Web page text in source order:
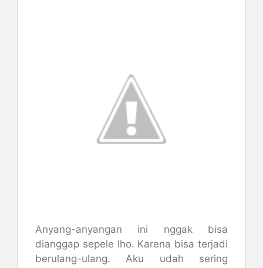
Anyang-anyangan ini nggak bisa
dianggap sepele lho. Karena bisa terjadi
berulang-ulang. Aku udah sering